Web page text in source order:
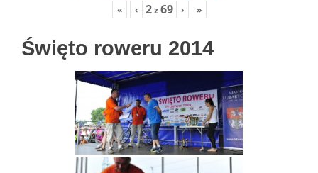
« ‹ 2z69 › »
Święto roweru 2014